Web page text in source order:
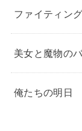
ファイティン
美女と魔物の
俺たちの明日